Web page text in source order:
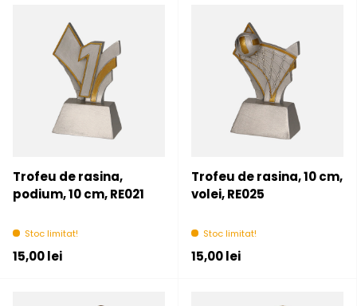
Trofeu de rasina,
podium, 10 cm, RE021
Stoc limitat!
Pret initial
15,00 lei
Trofeu de rasina, 10 cm,
volei, RE025
Stoc limitat!
Pret initial
15,00 lei